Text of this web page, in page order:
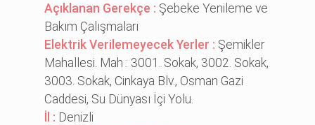
Açıklanan Gerekçe : Şebeke Yenileme ve
Bakım Çalışmaları
Elektrik Verilemeyecek Yerler : Şemikler
Mahallesi. Mah : 3001. Sokak, 3002. Sokak,
3003. Sokak, Cinkaya Blv., Osman Gazi
Caddesi, Su Dünyası İçi Yolu.
İl : Denizli